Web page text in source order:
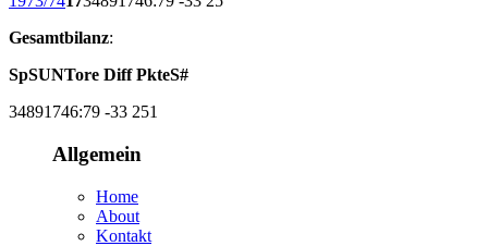
Gesamtbilanz:
SpSUNTore Diff PkteS#
34891746:79 -33 251
Allgemein
Home
About
Kontakt